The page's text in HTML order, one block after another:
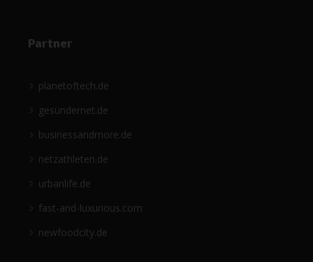
Partner
planetoftech.de
gesündernet.de
businessandmore.de
netzathleten.de
urbanlife.de
fast-and-luxurious.com
newfoodcity.de